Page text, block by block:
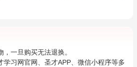
一旦购买无法退换。
学习网官网、圣才APP、微信小程序等多